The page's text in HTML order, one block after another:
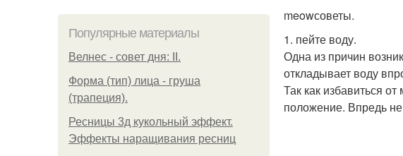
Популярные материалы
Велнес - совет дня: II.
Форма (тип) лица - груша
(трапеция).
Ресницы 3д кукольный эффект.
Эффекты наращивания ресниц
meowсоветы.
1. пейте воду.
Одна из причин
откладывает воду
Так как избавиться
положение. Впредь